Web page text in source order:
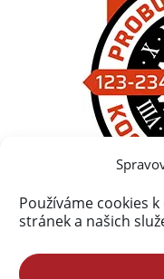
Používáme cookies
stránek a našich